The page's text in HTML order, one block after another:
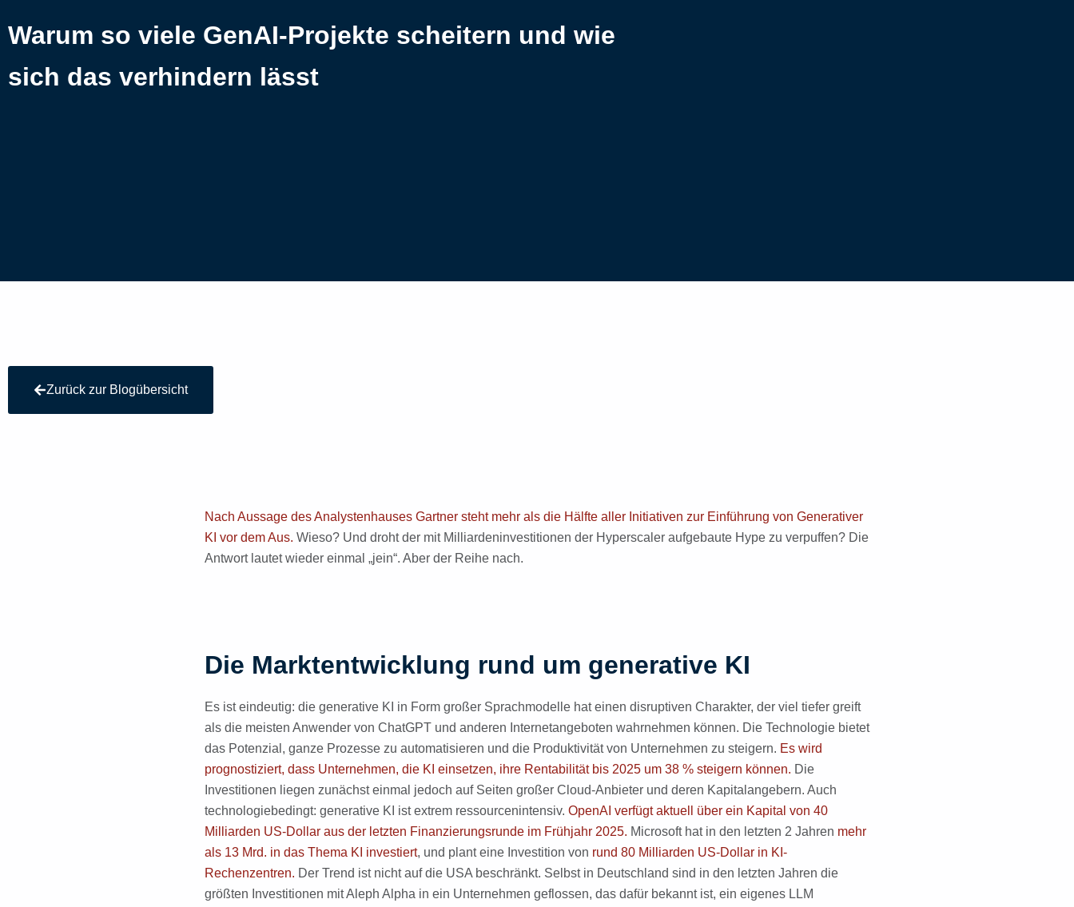
Warum so viele GenAI-Projekte scheitern und wie
sich das verhindern lässt
Zurück zur Blogübersicht
Nach Aussage des Analystenhauses Gartner steht mehr als die Hälfte aller Initiativen zur Einführung von Generativer
KI vor dem Aus. Wieso? Und droht der mit Milliardeninvestitionen der Hyperscaler aufgebaute Hype zu verpuffen? Die
Antwort lautet wieder einmal „jein“. Aber der Reihe nach.
Die Marktentwicklung rund um generative KI
Es ist eindeutig: die generative KI in Form großer Sprachmodelle hat einen disruptiven Charakter, der viel tiefer greift
als die meisten Anwender von ChatGPT und anderen Internetangeboten wahrnehmen können. Die Technologie bietet
das Potenzial, ganze Prozesse zu automatisieren und die Produktivität von Unternehmen zu steigern. Es wird
prognostiziert, dass Unternehmen, die KI einsetzen, ihre Rentabilität bis 2025 um 38 % steigern können. Die
Investitionen liegen zunächst einmal jedoch auf Seiten großer Cloud-Anbieter und deren Kapitalangebern. Auch
technologiebedingt: generative KI ist extrem ressourcenintensiv. OpenAI verfügt aktuell über ein Kapital von 40
Milliarden US-Dollar aus der letzten Finanzierungsrunde im Frühjahr 2025. Microsoft hat in den letzten 2 Jahren mehr
als 13 Mrd. in das Thema KI investiert, und plant eine Investition von rund 80 Milliarden US-Dollar in KI-
Rechenzentren. Der Trend ist nicht auf die USA beschränkt. Selbst in Deutschland sind in den letzten Jahren die
größten Investitionen mit Aleph Alpha in ein Unternehmen geflossen, das dafür bekannt ist, ein eigenes LLM